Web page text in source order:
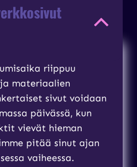
riippuu
materiaalien
sivut voidaan
päivässä, kun
vievät hieman
pitää sinut ajan
vaiheessa.